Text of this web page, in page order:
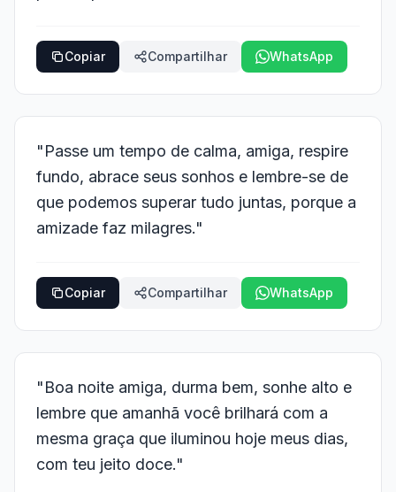
Copiar Compartilhar WhatsApp
"Passe um tempo de calma, amiga, respire
fundo, abrace seus sonhos e lembre-se de
que podemos superar tudo juntas, porque a
amizade faz milagres."
Copiar Compartilhar WhatsApp
"Boa noite amiga, durma bem, sonhe alto e
lembre que amanhã você brilhará com a
mesma graça que iluminou hoje meus dias,
com teu jeito doce."